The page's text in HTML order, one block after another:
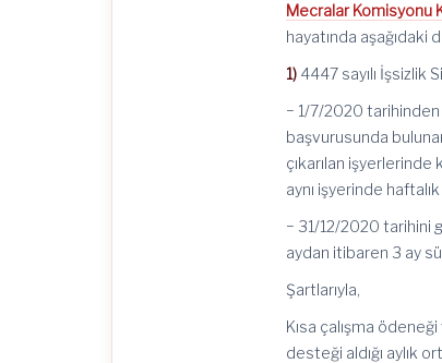
Mecralar Komisyonu
hayatında aşağıdaki
1) 4447 sayılı İşsizlik
− 1/7/2020
başvurusunda
çıkarılan
aynı işyerinde
− 31/12/2020 tarihini
aydan itibaren 3 ay
Şartlarıyla,
Kısa çalışma
desteği aldığı aylık